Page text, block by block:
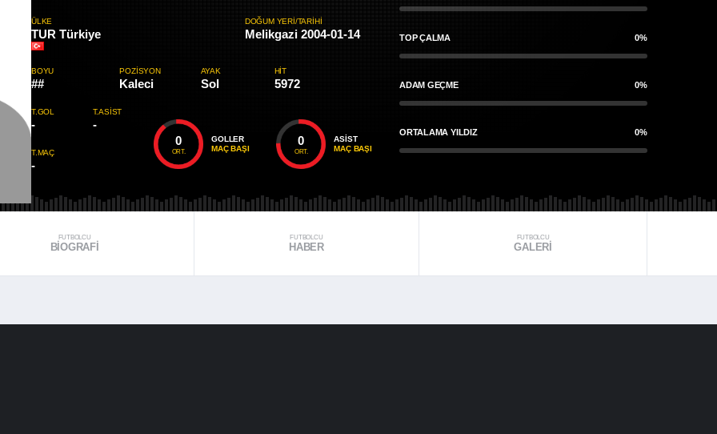
ÜLKE
TUR Türkiye
DOĞUM YERI/TARIHI
Melikgazi 2004-01-14
BOYU
##
POZISYON
Kaleci
AYAK
Sol
HIT
5972
T.GOL
-
T.ASIST
-
T.MAÇ
-
0
ORT.
GOLLER
MAÇ BAŞI
0
ORT.
ASIST
MAÇ BAŞI
TOP ÇALMA 0%
ADAM GEÇME 0%
ORTALAMA YILDIZ 0%
FUTBOLCU
BIOGRAFI
FUTBOLCU
HABER
FUTBOLCU
GALERI